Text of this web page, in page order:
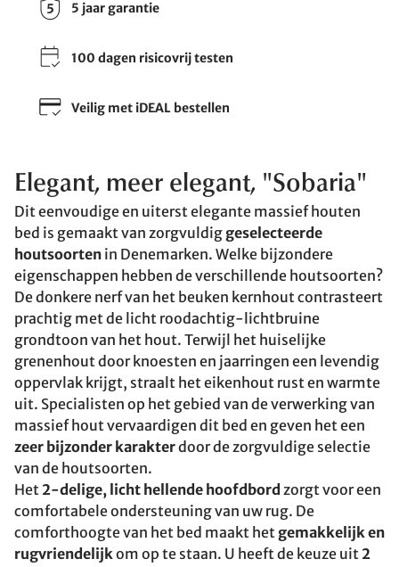
5 jaar garantie
100 dagen risicovrij testen
Veilig met iDEAL bestellen
Elegant, meer elegant, "Sobaria"
Dit eenvoudige en uiterst elegante massief houten
bed is gemaakt van zorgvuldig geselecteerde
houtsoorten in Denemarken. Welke bijzondere
eigenschappen hebben de verschillende houtsoorten?
De donkere nerf van het beuken kernhout contrasteert
prachtig met de licht roodachtig-lichtbruine
grondtoon van het hout. Terwijl het huiselijke
grenenhout door knoesten en jaarringen een levendig
oppervlak krijgt, straalt het eikenhout rust en warmte
uit. Specialisten op het gebied van de verwerking van
massief hout vervaardigen dit bed en geven het een
zeer bijzonder karakterdoor de zorgvuldige selectie
van de houtsoorten.
Het 2-delige, licht hellende hoofdbord zorgt voor een
comfortabele ondersteuning van uw rug. De
comforthoogte van het bed maakt het gemakkelijk en
rugvriendelijkom op te staan. U heeft de keuze uit 2